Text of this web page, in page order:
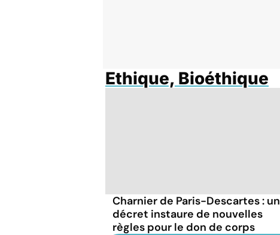
Ethique, Bioéthique
Charnier de Paris-Descartes : un
décret instaure de nouvelles
règles pour le don de corps